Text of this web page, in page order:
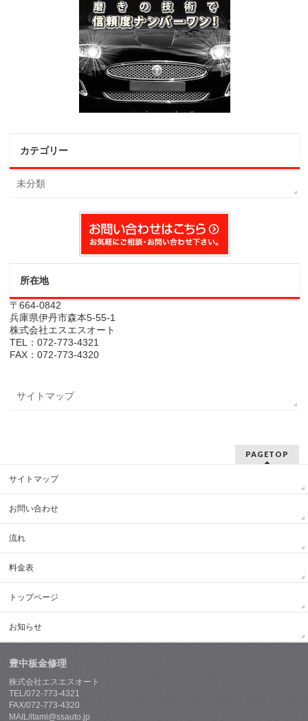
カテゴリー
未分類
所在地
〒664-0842
兵庫県伊丹市森本5-55-1
株式会社エスエスオート
TEL：072-773-4321
FAX：072-773-4320
サイトマップ
PAGETOP
サイトマップ
お問い合わせ
流れ
料金表
トップページ
お知らせ
豊中板金修理
株式会社エスエスオート
TEL/072-773-4321
FAX/072-773-4320
MAIL/itami@ssauto.jp